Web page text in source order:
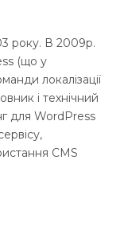
року. В 2009р.
(що у
локалізації
і технічний
для WordPress
CMS